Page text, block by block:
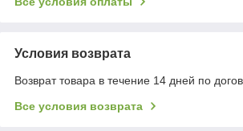
Условия возврата
Возврат товара в течение 14 дней по
Все условия возврата